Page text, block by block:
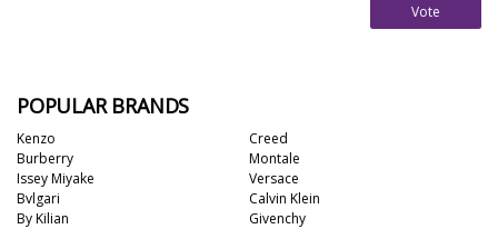
Vote
POPULAR BRANDS
Kenzo
Burberry
Issey Miyake
Bvlgari
By Kilian
Creed
Montale
Versace
Calvin Klein
Givenchy